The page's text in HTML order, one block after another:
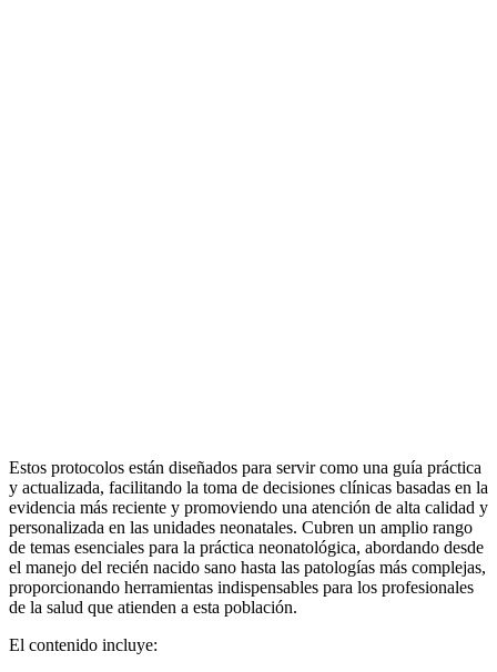
Estos protocolos están diseñados para servir como una guía práctica
y actualizada, facilitando la toma de decisiones clínicas basadas en la
evidencia más reciente y promoviendo una atención de alta calidad y
personalizada en las unidades neonatales. Cubren un amplio rango
de temas esenciales para la práctica neonatológica, abordando desde
el manejo del recién nacido sano hasta las patologías más complejas,
proporcionando herramientas indispensables para los profesionales
de la salud que atienden a esta población.
El contenido incluye: